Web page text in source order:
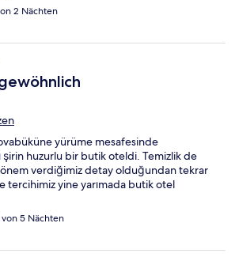
2 Nächten
yürüme mesafesinde
şirin huzurlu bir butik oteldi. Temizlik de
verdiğimiz detay olduğundan tekrar
tercihimiz yine yarımada butik otel
5 Nächten